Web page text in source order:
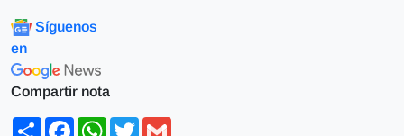
Síguenos
en
Compartir nota
ShareFacebookWhatsApp
Twitter